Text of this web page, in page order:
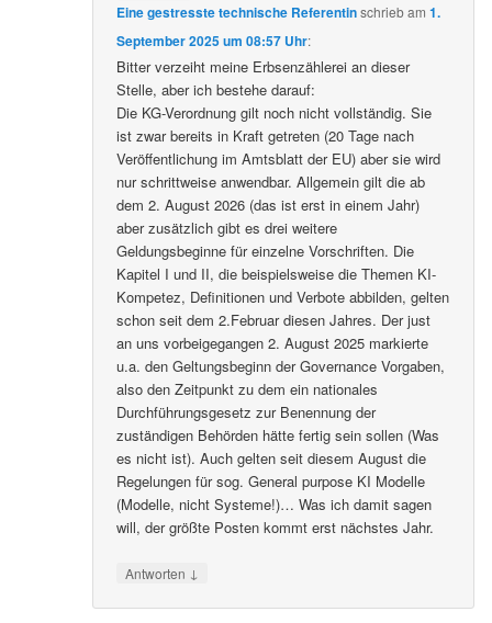
Eine gestresste technische Referentinschriebam1.
September 2025 um 08:57 Uhr:
Bitter verzeiht meine Erbsenzählerei an dieser
Stelle, aber ich bestehe darauf:
Die KG-Verordnung gilt noch nicht vollständig. Sie
ist zwar bereits in Kraft getreten (20 Tage nach
Veröffentlichung im Amtsblatt der EU) aber sie wird
nur schrittweise anwendbar. Allgemein gilt die ab
dem 2. August 2026 (das ist erst in einem Jahr)
aber zusätzlich gibt es drei weitere
Geldungsbeginne für einzelne Vorschriften. Die
Kapitel I und II, die beispielsweise die Themen KI-
Kompetez, Definitionen und Verbote abbilden, gelten
schon seit dem 2.Februar diesen Jahres. Der just
an uns vorbeigegangen 2. August 2025 markierte
u.a. den Geltungsbeginn der Governance Vorgaben,
also den Zeitpunkt zu dem ein nationales
Durchführungsgesetz zur Benennung der
zuständigen Behörden hätte fertig sein sollen (Was
es nicht ist). Auch gelten seit diesem August die
Regelungen für sog. General purpose KI Modelle
(Modelle, nicht Systeme!)… Was ich damit sagen
will, der größte Posten kommt erst nächstes Jahr.
Antworten ↓